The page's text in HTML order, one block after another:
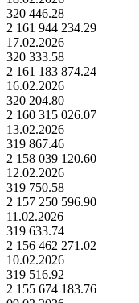
320 446.28
2 161 944 234.29
17.02.2026
320 333.58
2 161 183 874.24
16.02.2026
320 204.80
2 160 315 026.07
13.02.2026
319 867.46
2 158 039 120.60
12.02.2026
319 750.58
2 157 250 596.90
11.02.2026
319 633.74
2 156 462 271.02
10.02.2026
319 516.92
2 155 674 183.76